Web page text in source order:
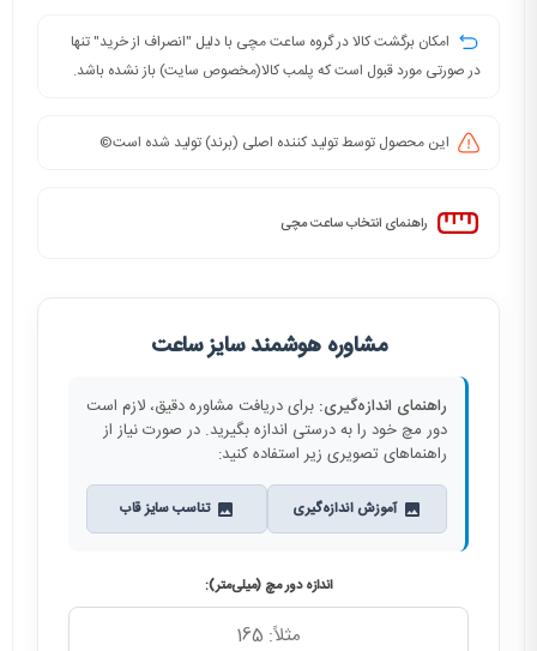
امکان برگشت کالا در گروه ساعت مچی با دلیل "انصراف از خرید" تنها
در صورتی مورد قبول است که پلمب کالا(مخصوص سایت) باز نشده باشد.
این محصول توسط تولید کننده اصلی (برند) تولید شده است©️
راهنمای انتخاب ساعت مچی
مشاوره هوشمند سایز ساعت
راهنمای اندازه‌گیری: برای دریافت مشاوره دقیق، لازم است
دور مچ خود را به درستی اندازه بگیرید. در صورت نیاز از
راهنماهای تصویری زیر استفاده کنید:
آموزش اندازه‌گیری تناسب سایز قاب
اندازه دور مچ (میلی‌متر):